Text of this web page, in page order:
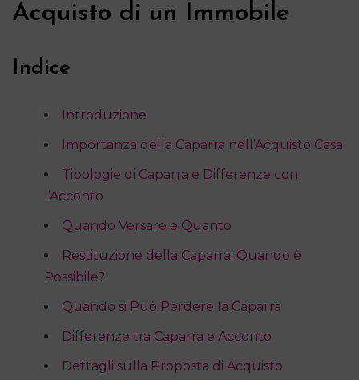
Acquisto di un Immobile
Indice
Introduzione
Importanza della Caparra nell’Acquisto Casa
Tipologie di Caparra e Differenze con
l’Acconto
Quando Versare e Quanto
Restituzione della Caparra: Quando è
Possibile?
Quando si Può Perdere la Caparra
Differenze tra Caparra e Acconto
Dettagli sulla Proposta di Acquisto